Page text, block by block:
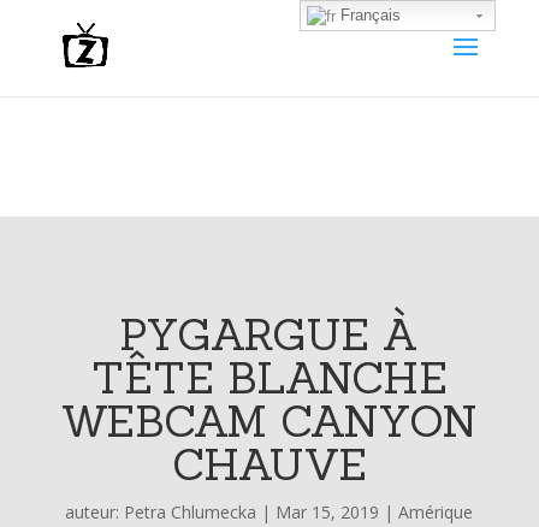
PYGARGUE À
TÊTE BLANCHE
WEBCAM CANYON
CHAUVE
auteur: Petra Chlumecka | Mar 15, 2019 |Amérique
Français